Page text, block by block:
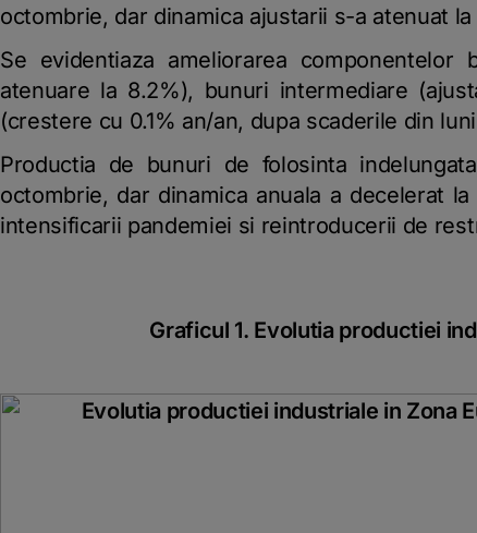
octombrie, dar dinamica ajustarii s-a atenuat
Se evidentiaza ameliorarea
atenuare la 8.2%), bunuri intermediare
(crestere cu 0.1% an/an, dupa scaderile din
Productia de bunuri de folosinta
octombrie, dar dinamica anuala a decelerat
intensificarii pandemiei si reintroducerii de
Graficul 1. Evolutia productiei